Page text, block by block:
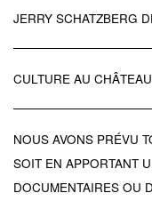
JERRY SCHATZBERG
CULTURE AU
NOUS AVONS PRÉVU
SOIT EN APPORTANT
DOCUMENTAIRES OU